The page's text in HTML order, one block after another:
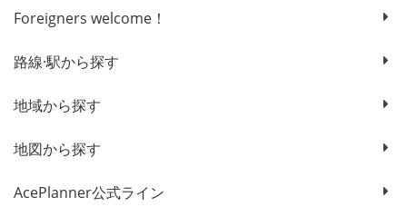
Foreigners welcome！
路線·駅から探す
地域から探す
地図から探す
AcePlanner公式ライン